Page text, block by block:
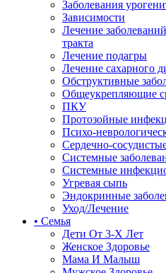
Заболевания
Зависимости
Лечение
тракта
Лечение подагры
Лечение сахарного
Обструктивные
Общеукрепляющие
ПКУ
Протозойные
Психо-
Сердечно-
Системные
Системные
Угревая сыпь
Эндокринные
Уход/Лечение
• Семья
Дети От 3-Х Лет
Женское Здоровье
Мама И Малыш